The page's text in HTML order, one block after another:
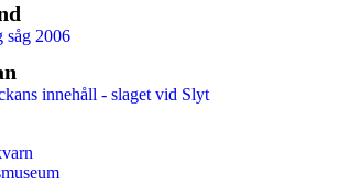
såg 2006
innehåll - slaget vid Slyt